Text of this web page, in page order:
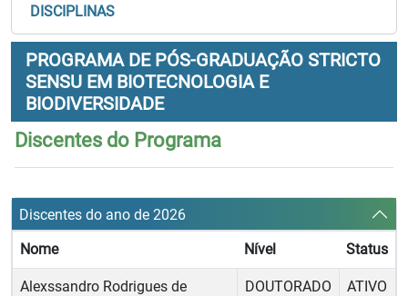
DISCIPLINAS
PROGRAMA DE PÓS-GRADUAÇÃO STRICTO
SENSU EM BIOTECNOLOGIA E
BIODIVERSIDADE
Discentes do Programa
Discentes do ano de 2026
Nome Nível Status
Alexssandro Rodrigues de
DOUTORADO ATIVO